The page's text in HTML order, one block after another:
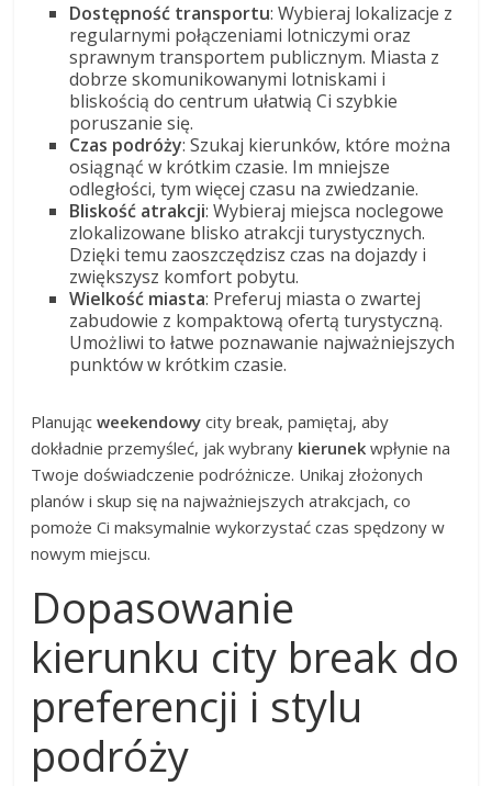
Dostępność transportu: Wybieraj lokalizacje z
regularnymi połączeniami lotniczymi oraz
sprawnym transportem publicznym. Miasta z
dobrze skomunikowanymi lotniskami i
bliskością do centrum ułatwią Ci szybkie
poruszanie się.
Czas podróży: Szukaj kierunków, które można
osiągnąć w krótkim czasie. Im mniejsze
odległości, tym więcej czasu na zwiedzanie.
Bliskość atrakcji: Wybieraj miejsca noclegowe
zlokalizowane blisko atrakcji turystycznych.
Dzięki temu zaoszczędzisz czas na dojazdy i
zwiększysz komfort pobytu.
Wielkość miasta: Preferuj miasta o zwartej
zabudowie z kompaktową ofertą turystyczną.
Umożliwi to łatwe poznawanie najważniejszych
punktów w krótkim czasie.
Planującweekendowy city break, pamiętaj, aby
dokładnie przemyśleć, jak wybrany kierunek wpłynie na
Twoje doświadczenie podróżnicze. Unikaj złożonych
planów i skup się na najważniejszych atrakcjach, co
pomoże Ci maksymalnie wykorzystać czas spędzony w
nowym miejscu.
Dopasowanie
kierunku city break do
preferencji i stylu
podróży